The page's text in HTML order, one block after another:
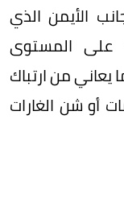
الأيمن الذي
على المستوى
يعاني من ارتباك
أو شن الغارات